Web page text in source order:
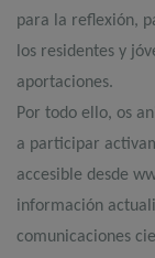
para la reflexión,
los residentes y
aportaciones.
Por todo ello, os
a participar
accesible desde
información
comunicaciones